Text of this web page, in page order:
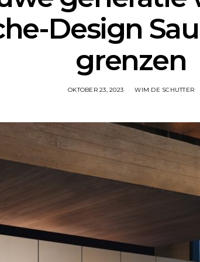
Design
grenzen
OKTOBER 23, 2023 WIM DE SCHUTTER